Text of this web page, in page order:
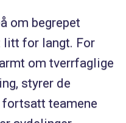
om begrepet
litt for langt. For
om tverrfaglige
styrer de
teamene